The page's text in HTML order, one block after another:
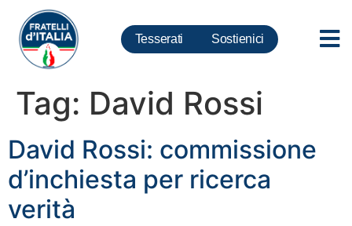
Tesserati Sostienici
Tag: David Rossi
David Rossi: commissione
d’inchiesta per ricerca
verità